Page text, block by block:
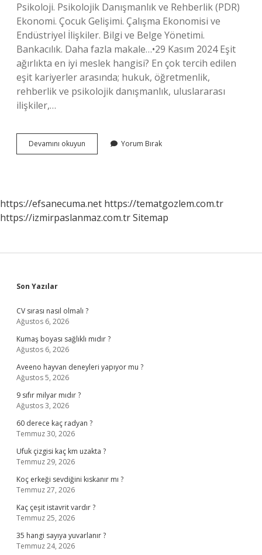
Psikoloji. Psikolojik Danışmanlık ve Rehberlik (PDR)
Ekonomi. Çocuk Gelişimi. Çalışma Ekonomisi ve
Endüstriyel İlişkiler. Bilgi ve Belge Yönetimi.
Bankacılık. Daha fazla makale…•29 Kasım 2024 Eşit
ağırlıkta en iyi meslek hangisi? En çok tercih edilen
eşit kariyerler arasında; hukuk, öğretmenlik,
rehberlik ve psikolojik danışmanlık, uluslararası
ilişkiler,…
Devamını okuyun
Ağırlık
Yorum Bırak
https://efsanecuma.net https://tematgozlem.com.tr
https://izmirpaslanmaz.com.trSitemap
Sidebar
Son Yazılar
CV sırası nasıl olmalı ?
Ağustos 6, 2026
Kumaş boyası sağlıklı mıdır ?
Ağustos 6, 2026
Aveeno hayvan deneyleri yapıyor mu ?
Ağustos 5, 2026
9 sıfır milyar mıdır ?
Ağustos 3, 2026
60 derece kaç radyan ?
Temmuz 30, 2026
Ufuk çizgisi kaç km uzakta ?
Temmuz 29, 2026
Koç erkeği sevdiğini kıskanır mı ?
Temmuz 27, 2026
Kaç çeşit istavrit vardır ?
Temmuz 25, 2026
35 hangi sayıya yuvarlanır ?
Temmuz 24, 2026